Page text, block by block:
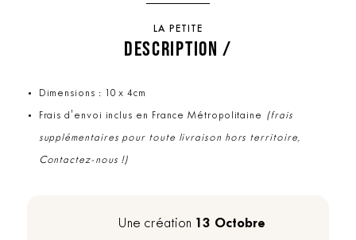
LA PETITE
DESCRIPTION /
Dimensions : 10 x 4cm
Frais d'envoi inclus en France Métropolitaine (frais
supplémentaires pour toute livraison hors territoire,
Contactez-nous !)
Une création 13 Octobre